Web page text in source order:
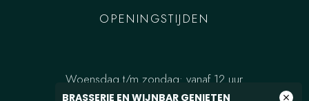
BRASSERIE EN WIJNBAR GENIETEN close
OPENINGSTIJDEN
Woensdag t/m zondag: vanaf 12 uur